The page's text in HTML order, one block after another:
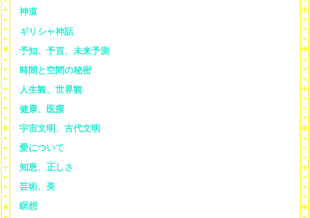
神道
ギリシャ神話
予知、予言、未来予測
時間と空間の秘密
人生観、世界観
健康、医療
宇宙文明、古代文明
愛について
知恵、正しさ
芸術、美
瞑想